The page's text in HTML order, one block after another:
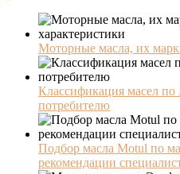
Моторные масла, их
Классификация масел по
потребителю
Подбор масла Motul по
рекомендации